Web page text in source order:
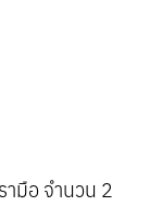
ามือ จำนวน 2